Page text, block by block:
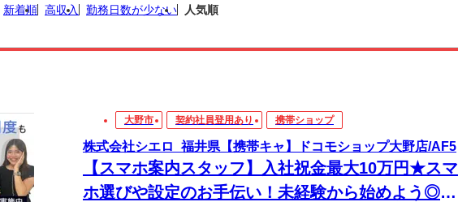
新着順 高収入 勤務日数が少ない 人気順
大野市 契約社員登用あり 携帯ショップ
株式会社シエロ_福井県【携帯キャ】ドコモショップ大野店/AF5
【スマホ案内スタッフ】入社祝金最大10万円★スマ
ホ選びや設定のお手伝い！未経験から始めよう◎最